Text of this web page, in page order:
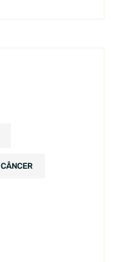
CÂNCER